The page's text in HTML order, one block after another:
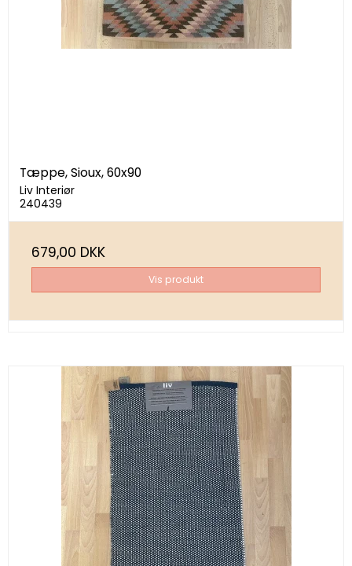
Tæppe, Sioux, 60x90
Liv Interiør
240439
679,00 DKK
Vis produkt